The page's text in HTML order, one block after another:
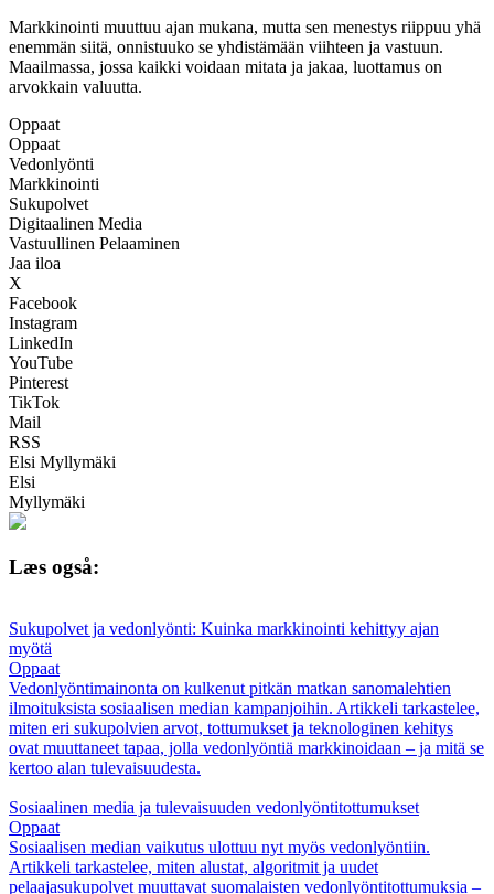
Markkinointi muuttuu ajan mukana, mutta sen menestys riippuu yhä
enemmän siitä, onnistuuko se yhdistämään viihteen ja vastuun.
Maailmassa, jossa kaikki voidaan mitata ja jakaa, luottamus on
arvokkain valuutta.
Oppaat
Oppaat
Vedonlyönti
Markkinointi
Sukupolvet
Digitaalinen Media
Vastuullinen Pelaaminen
Jaa iloa
X
Facebook
Instagram
LinkedIn
YouTube
Pinterest
TikTok
Mail
RSS
Elsi Myllymäki
Elsi
Myllymäki
Læs også:
Sukupolvet ja vedonlyönti: Kuinka markkinointi kehittyy ajan
myötä
Oppaat
Vedonlyöntimainonta on kulkenut pitkän matkan sanomalehtien
ilmoituksista sosiaalisen median kampanjoihin. Artikkeli tarkastelee,
miten eri sukupolvien arvot, tottumukset ja teknologinen kehitys
ovat muuttaneet tapaa, jolla vedonlyöntiä markkinoidaan – ja mitä se
kertoo alan tulevaisuudesta.
Sosiaalinen media ja tulevaisuuden vedonlyöntitottumukset
Oppaat
Sosiaalisen median vaikutus ulottuu nyt myös vedonlyöntiin.
Artikkeli tarkastelee, miten alustat, algoritmit ja uudet
pelaajasukupolvet muuttavat suomalaisten vedonlyöntitottumuksia –